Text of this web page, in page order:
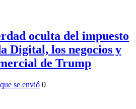
oculta del impuesto
Digital, los negocios y
de Trump
se envió 0